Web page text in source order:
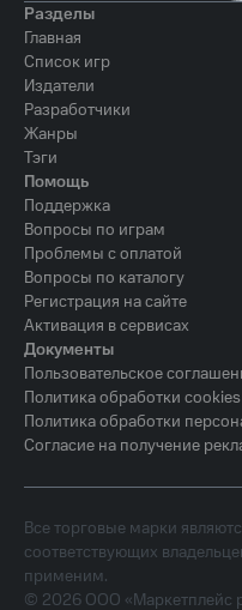
Разделы
Главная
Список игр
Издатели
Разработчики
Жанры
Тэги
Помощь
Поддержка
Вопросы по играм
Проблемы с оплатой
Вопросы по каталогу
Регистрация на сайте
Активация в сервисах
Документы
Пользовательское
Политика обработки cookies
Политика обработки
Согласие на получение
Все торговые марки
соответствующих
применим.
© 2026 ООО «Маркетплейс